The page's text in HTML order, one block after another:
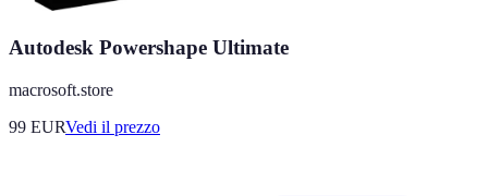
Autodesk Powershape Ultimate
macrosoft.store
99 EURVedi il prezzo